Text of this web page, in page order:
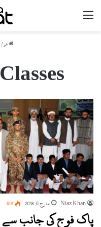
ھوم
Niaz Khan مارچ 6, 2018 691
پاک فوج کی جانب